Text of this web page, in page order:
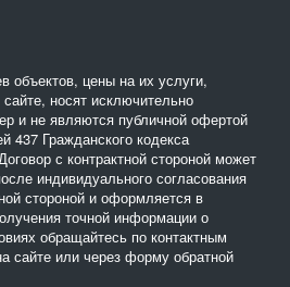
объектов, цены на их услуги,
носят исключительно
и не являются публичной офертой
437 Гражданского кодекса
с контрактной стороной может
индивидуального согласования
стороной и оформляется в
точной информации о
обращайтесь по контактным
сайте или через форму обратной